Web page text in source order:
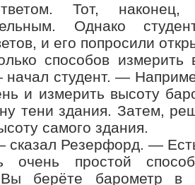
Тот, наконец,
Однако
и его попросили
способов
студент. —
и измерить высоту
тени здания. Затем,
самого здания.
Резерфорд. —
простой
Вы берёте барометр в